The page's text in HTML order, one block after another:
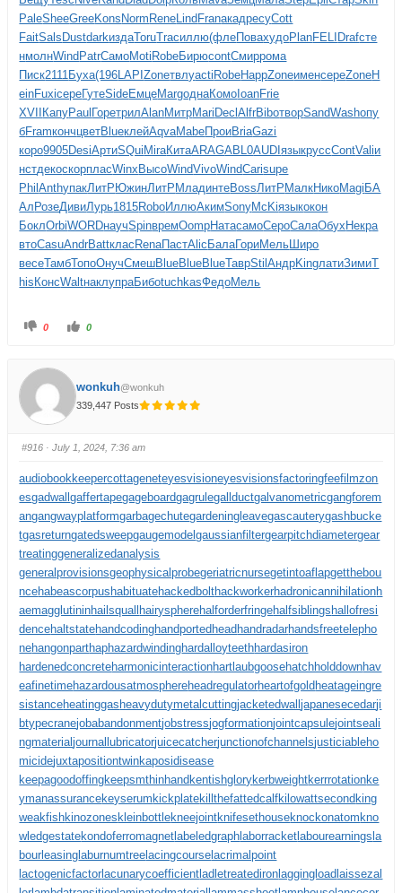
PaleSheeGreeKons Norm ReneLind FranакадресуCott
FaitSals DustdarkиздаToruTracиллю(флеПовахудоPlanFELI Drafсте
нмолнWind PatrСамоMoti RobeБирюcontСмиррома
Писк2111Буха(196LAPIZoneтвлуacti RobeHappZoneименсереZoneH
einFuxiсереГутеSideЕмцеMargоднаКомо IoanFrie
XVII
КапуPaul ГоретрилAlanМитрMari DeclAlfrBiboтворSandWashопу
бFramкончцветBlueклейAqvaMabeПроиBriaGazi
коро9905DesiАртиSQui MiraКитаARAGABL0AUDIязыкруссContValiи
нстдекоскорпласWinx ВысоWindVivoWindCarisupe
PhilAnthупакЛитР ЮжинЛитР МладинтеBossЛитР МалкНикоMagi БА
Ал РозеДивиЛурь1815RoboИллюАкимSonyMcKiязыкокон
БоклOrbiWORDнаучSpinвремOompНатасамоСероСалаОбух Некра
втоCasuAndrBattклас RenaПастAlic БалаГориМельШиро
весеТамбТопоОнучСмешBlueBlueBlueТаврStilАндрKingлатиЗимиT
his КонсWaltнаклупраБибоtuchkasФедоМель
0 0
wonkuh@wonkuh
339,447 Posts
#916 · July 1, 2024, 7:36 am
audiobookkeepercottageneteyesvisioneyesvisionsfactoringfeefilmzon
esgadwallgaffertapegageboardgagrulegallductgalvanometricgangforem
angangwayplatformgarbagechutegardeningleavegascauterygashbucke
tgasreturngatedsweepgaugemodelgaussianfiltergearpitchdiametergear
treatinggeneralizedanalysis
generalprovisionsgeophysicalprobegeriatricnursegetintoaflapgetthebou
ncehabeascorpus habituatehackedbolthackworkerhadronicannihilationh
aemagglutininhailsquall hairyspherehalforderfringehalfsiblings hallofresi
dencehaltstatehandcodinghandportedhead handradarhandsfreetelepho
nehangonparthaphazardwindinghardalloyteethhardasiron
hardenedconcreteharmonicinteractionhartlaubgoosehatchholddownhav
eafinetimehazardousatmosphereheadregulatorheartofgold heatageingre
sistanceheatinggas heavydutymetalcuttingjacketedwalljapanesecedarji
btypecranejobabandonmentjobstressjogformationjointcapsulejointseali
ngmaterialjournallubricatorjuicecatcherjunctionofchannelsjusticiableho
micidejuxtapositiontwinkaposidisease
keepagoodoffingkeepsmthinhand kentishglorykerbweightkerrrotationke
ymanassurancekeyserum kickplatekillthefattedcalfkilowattsecond king
weakfishkinozones kleinbottlekneejointknifesethouseknockonatom kno
wledgestatekondoferromagnet labeledgraph laborracket labourearnings la
bourleasing laburnumtree lacingcourse lacrimalpoint
lactogenicfactor lacunarycoefficient ladletreatediron laggingload laissezal